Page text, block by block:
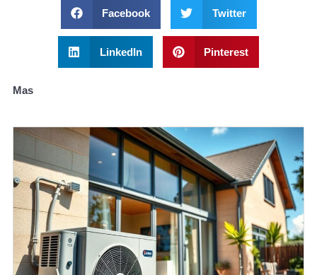
Facebook Twitter
LinkedIn Pinterest
Mas